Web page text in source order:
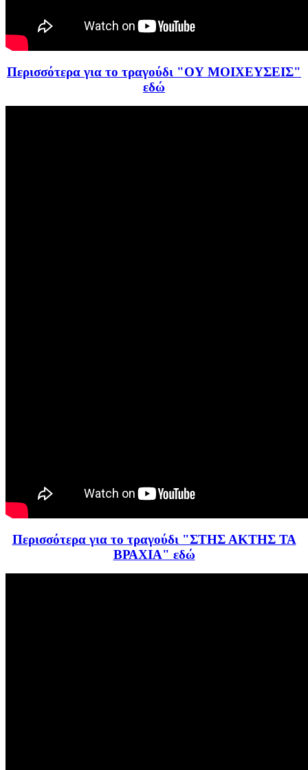
Περισσότερα για το τραγούδι "ΟΥ ΜΟΙΧΕΥΣΕΙΣ"
εδώ
Περισσότερα για το τραγούδι "ΣΤΗΣ ΑΚΤΗΣ ΤΑ
ΒΡΑΧΙΑ" εδώ